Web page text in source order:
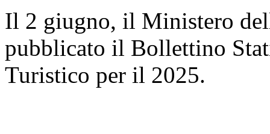
Il 2 giugno, il Ministero
pubblicato il Bollettino
Turistico per il 2025.